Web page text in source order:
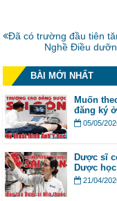
Bài
Đã có trường đầu tiên
Bài
Nghề Điều
BÀI MỚI NHẤT
Muốn
đăng ký
05/05/
Dược sĩ
Dược
21/04/